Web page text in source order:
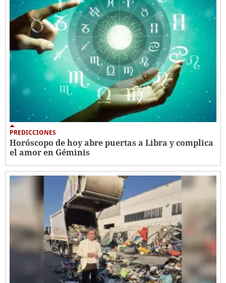
PREDICCIONES
Horóscopo de hoy abre puertas a Libra y complica
el amor en Géminis